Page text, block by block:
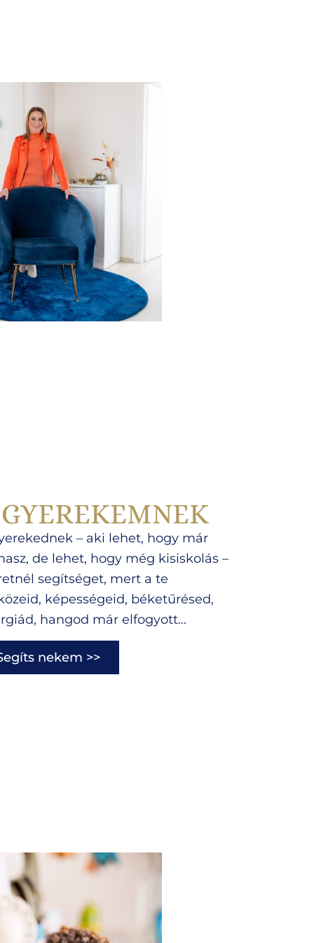
– aki lehet, hogy már
de lehet, hogy még kisiskolás –
segítséget, mert a te
képességeid, béketűrésed,
hangod már elfogyott…
nekem >>